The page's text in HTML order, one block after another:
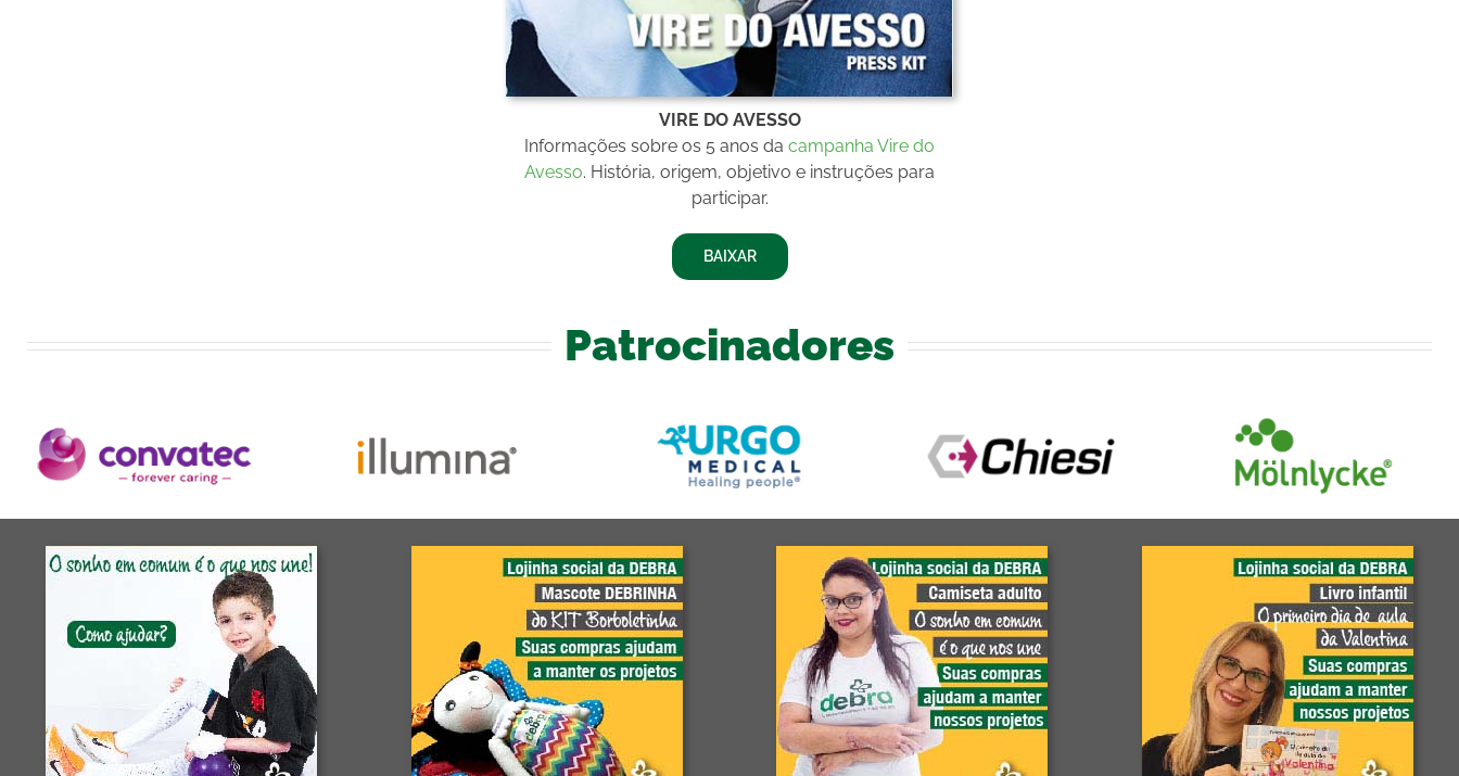
VIRE DO AVESSO
Informações sobre os 5 anos da campanha Vire do
Avesso. História, origem, objetivo e instruções para
participar.
BAIXAR
Patrocinadores